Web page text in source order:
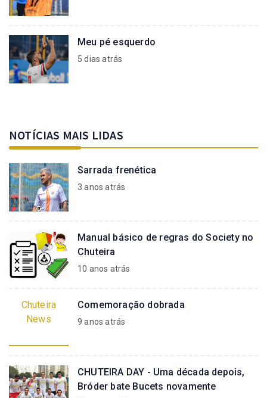
Meu pé esquerdo
5 dias atrás
NOTÍCIAS MAIS LIDAS
Sarrada frenética
3 anos atrás
Manual básico de regras do Society no
Chuteira
10 anos atrás
Chuteira
News
Comemoração dobrada
9 anos atrás
CHUTEIRA DAY - Uma década depois,
Bróder bate Bucets novamente